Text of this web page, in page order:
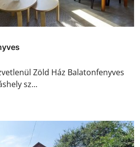
Zöld Ház Balatonfenyves
sz...